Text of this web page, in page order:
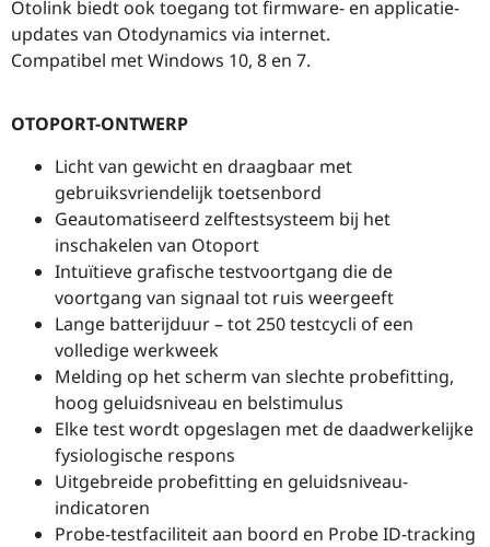
Otolink biedt ook toegang tot firmware- en applicatie-
updates van Otodynamics via internet.
Compatibel met Windows 10, 8 en 7.
OTOPORT-ONTWERP
Licht van gewicht en draagbaar met
gebruiksvriendelijk toetsenbord
Geautomatiseerd zelftestsysteem bij het
inschakelen van Otoport
Intuïtieve grafische testvoortgang die de
voortgang van signaal tot ruis weergeeft
Lange batterijduur – tot 250 testcycli of een
volledige werkweek
Melding op het scherm van slechte probefitting,
hoog geluidsniveau en belstimulus
Elke test wordt opgeslagen met de daadwerkelijke
fysiologische respons
Uitgebreide probefitting en geluidsniveau-
indicatoren
Probe-testfaciliteit aan boord en Probe ID-tracking